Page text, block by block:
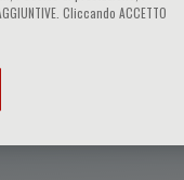
Cliccando ACCETTO